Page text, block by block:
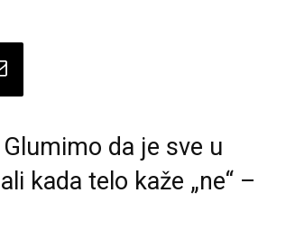
da je sve u
kada telo kaže „ne“ –